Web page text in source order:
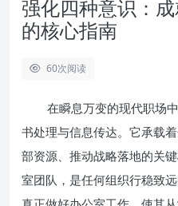
强化四种意识：
的核心指南
60次阅读
在瞬息万变的现代职场
书处理与信息传达。它承载
部资源、推动战略落地的关
室团队，是任何组织行稳致